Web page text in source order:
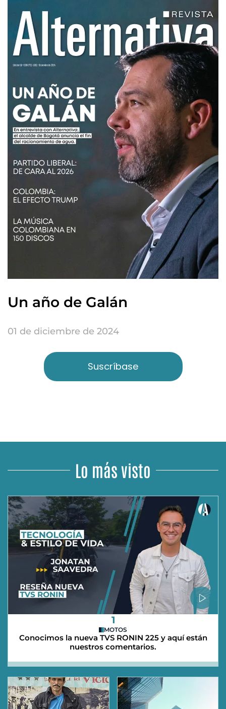
Un año de Galán
01 de diciembre de 2024
Suscríbase
Lo más visto
1
MOTOS
Conocimos la nueva TVS RONIN 225 y aquí están
nuestros comentarios.